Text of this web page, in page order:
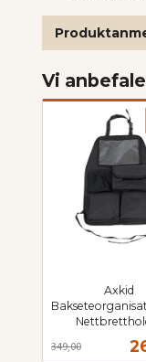
Vi
Axkid
349,00
mva.